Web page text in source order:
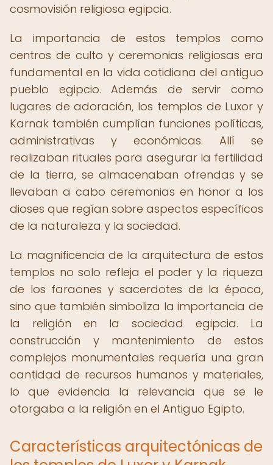
cosmovisión religiosa egipcia.
La importancia de estos templos como
centros de culto y ceremonias religiosas era
fundamental en la vida cotidiana del antiguo
pueblo egipcio. Además de servir como
lugares de adoración, los templos de Luxor y
Karnak también cumplían funciones políticas,
administrativas y económicas. Allí se
realizaban rituales para asegurar la fertilidad
de la tierra, se almacenaban ofrendas y se
llevaban a cabo ceremonias en honor a los
dioses que regían sobre aspectos específicos
de la naturaleza y la sociedad.
La magnificencia de la arquitectura de estos
templos no solo refleja el poder y la riqueza
de los faraones y sacerdotes de la época,
sino que también simboliza la importancia de
la religión en la sociedad egipcia. La
construcción y mantenimiento de estos
complejos monumentales requería una gran
cantidad de recursos humanos y materiales,
lo que evidencia la relevancia que se le
otorgaba a la religión en el Antiguo Egipto.
Características arquitectónicas de